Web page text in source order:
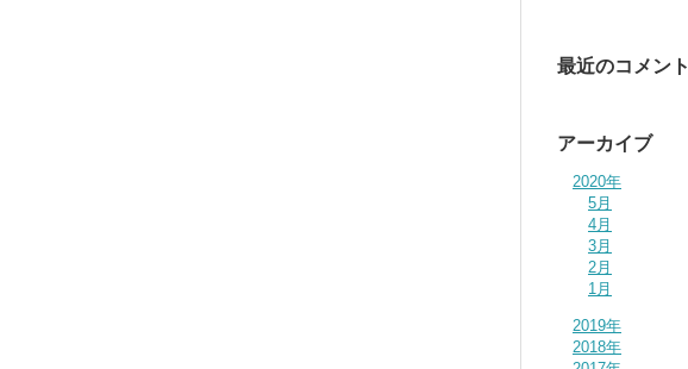
最近のコメント
アーカイブ
2020年
5月
4月
3月
2月
1月
2019年
2018年